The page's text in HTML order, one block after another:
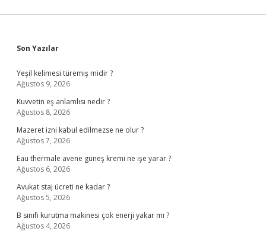
Sidebar
Son Yazılar
Yeşil kelimesi türemiş midir ?
Ağustos 9, 2026
Kuvvetin eş anlamlısı nedir ?
Ağustos 8, 2026
Mazeret izni kabul edilmezse ne olur ?
Ağustos 7, 2026
Eau thermale avene güneş kremi ne işe yarar ?
Ağustos 6, 2026
Avukat staj ücreti ne kadar ?
Ağustos 5, 2026
B sınıfı kurutma makinesi çok enerji yakar mı ?
Ağustos 4, 2026